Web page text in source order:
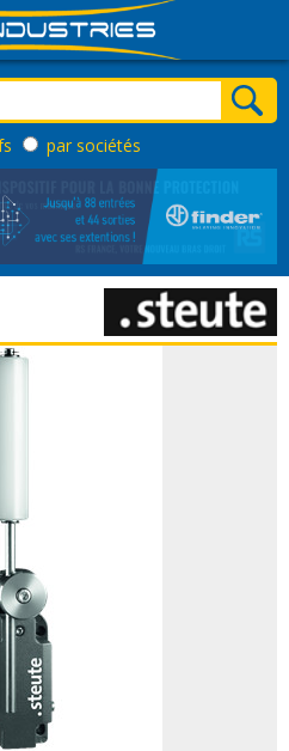
par sociétés